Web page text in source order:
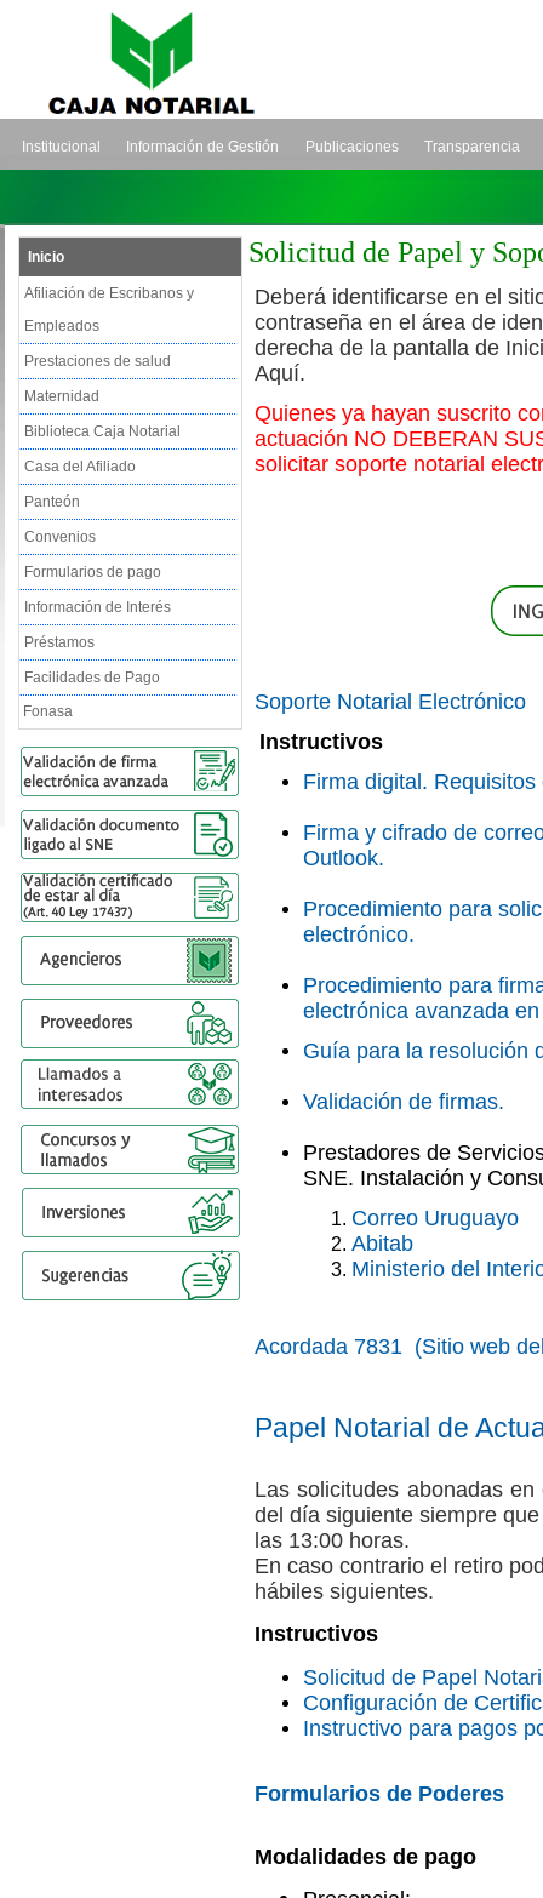
Institucional Información de Gestión Publicaciones Transparencia
Inicio
Afiliación de Escribanos y
Empleados
Prestaciones de salud
Maternidad
Biblioteca Caja Notarial
Casa del Afiliado
Panteón
Convenios
Formularios de pago
Información de Interés
Préstamos
Facilidades de Pago
Fonasa
Solicitud de Papel y
Deberá identificarse en el
contraseña en el área de
derecha de la pantalla de
Aquí.
Quienes ya hayan suscrito
actuación NO DEBERAN
solicitar soporte notarial
Soporte Notarial Electrónico
Instructivos
Firma digital.
Firma y cifrado de
Outlook.
Procedimiento para
electrónico.
Procedimiento para
electrónica avanzada
Guía para la resolución
Validación de firmas.
Prestadores de
SNE. Instalación y
Correo Uruguayo
Abitab
Ministerio del
Acordada 7831 (Sitio web
Papel Notarial de
Las solicitudes abonadas
del día siguiente siempre
las 13:00 horas.
En caso contrario el retiro
hábiles siguientes.
Instructivos
Solicitud de Papel
Configuración de
Instructivo para pagos
Formularios de Poderes
Modalidades de pago